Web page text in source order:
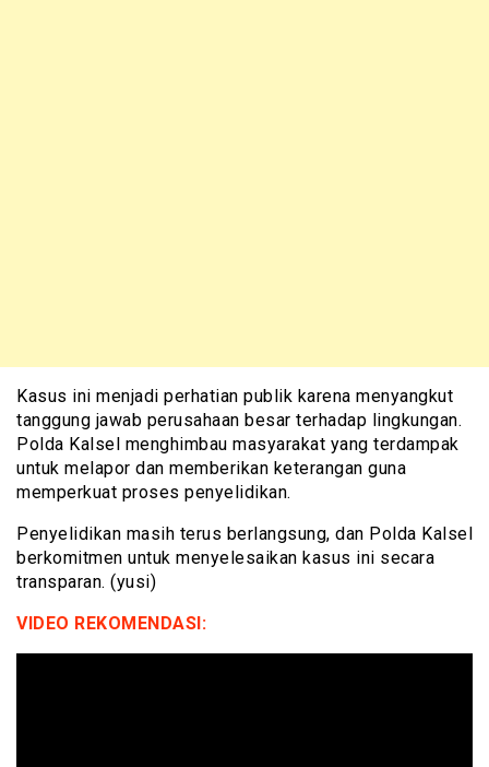
Kasus ini menjadi perhatian publik karena menyangkut
tanggung jawab perusahaan besar terhadap lingkungan.
Polda Kalsel menghimbau masyarakat yang terdampak
untuk melapor dan memberikan keterangan guna
memperkuat proses penyelidikan.
Penyelidikan masih terus berlangsung, dan Polda Kalsel
berkomitmen untuk menyelesaikan kasus ini secara
transparan. (yusi)
VIDEO REKOMENDASI: